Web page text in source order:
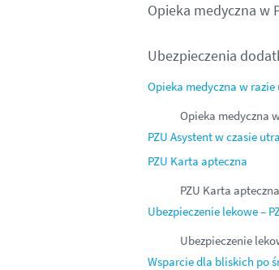
Opieka medyczna w
Ubezpieczenia
Opieka medyczna w
Opieka medyczna
PZU Asystent w czasie
PZU Karta apteczna
PZU Karta apteczna
Ubezpieczenie lekowe –
Ubezpieczenie
Wsparcie dla bliskich po